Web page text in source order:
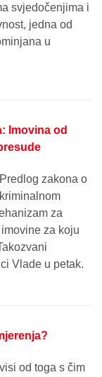
svjedočenjima i
jedna od
u
Imovina od
zakona o
za
za koju
Vlade u petak.
od toga s čim